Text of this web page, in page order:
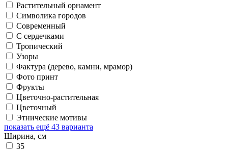
Растительный орнамент
Символика городов
Современный
С сердечками
Тропический
Узоры
Фактура (дерево, камни, мрамор)
Фото принт
Фрукты
Цветочно-растительная
Цветочный
Этнические мотивы
показать ещё 43 варианта
Ширина, см
35